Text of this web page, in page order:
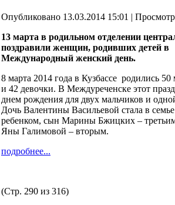
Опубликовано 13.03.2014 15:01 |
13 марта в родильном отделении
поздравили женщин, родивших детей в
Международный женский день.
8 марта 2014 года в Кузбассе родились 50
и 42 девочки. В Междуреченске этот
днем рождения для двух мальчиков и
Дочь Валентины Васильевой стала в
ребенком, сын Марины Бжицких –
Яны Галимовой – вторым.
подробнее...
(Стр. 290 из 316)